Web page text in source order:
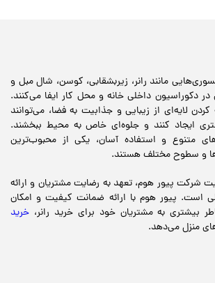
مانند رانر، زیربشقابی، کوسن، شال مبل و
دکوراسیون داخلی خانه و محل کار ایفا می‌کنند.
لایه‌ای از زیبایی و جذابیت به فضا، می‌توانند
ایجاد کنند و جلوه‌ای خاص به محیط ببخشند.
متنوع و استفاده آسان، یکی از محبوب‌ترین
و سطوح مختلف هستند.
شرکت پیور هوم، تعهد به رضایت مشتریان و ارائه
پیور هوم با ارائه ضمانت کیفیت و امکان
بیشتری به مشتریان خود برای خرید رانر، خرید
منزل می‌دهد.